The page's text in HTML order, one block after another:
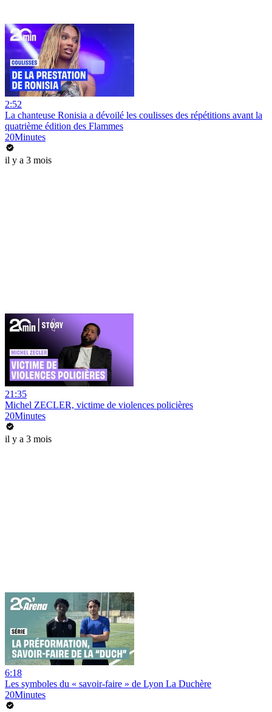
2:52
La chanteuse Ronisia a dévoilé les coulisses des répétitions avant la
quatrième édition des Flammes
20Minutes
il y a 3 mois
21:35
Michel ZECLER, victime de violences policières
20Minutes
il y a 3 mois
6:18
Les symboles du « savoir-faire » de Lyon La Duchère
20Minutes